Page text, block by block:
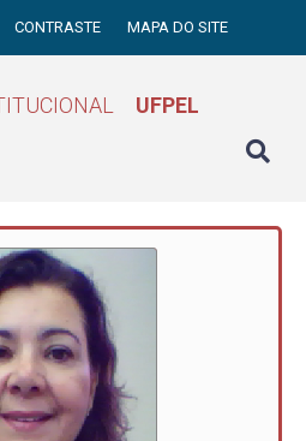
CONTRASTE MAPA DO SITE
UFPEL